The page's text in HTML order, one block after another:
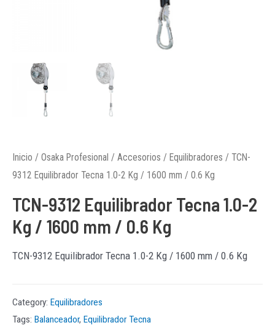
Inicio / Osaka Profesional / Accesorios / Equilibradores / TCN-
9312 Equilibrador Tecna 1.0-2 Kg / 1600 mm / 0.6 Kg
TCN-9312 Equilibrador Tecna 1.0-2
Kg / 1600 mm / 0.6 Kg
TCN-9312 Equilibrador Tecna 1.0-2 Kg / 1600 mm / 0.6 Kg
Category: Equilibradores
Tags: Balanceador, Equilibrador Tecna